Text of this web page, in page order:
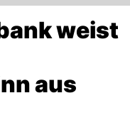
weist
aus